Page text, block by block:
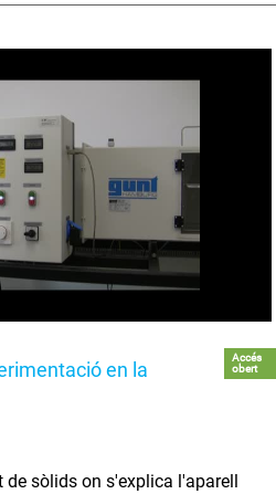
en la
Accés
obert
sòlids on s'explica l'aparell